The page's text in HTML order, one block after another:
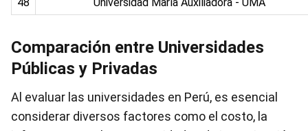
Comparación entre Universidades
Públicas y Privadas
Al evaluar las universidades en Perú, es esencial
considerar diversos factores como el costo, la